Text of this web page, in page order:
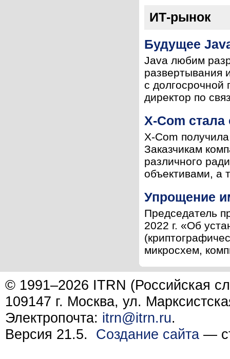
ИТ-рынок
Будущее
Java любим
развертывания
с долгосрочной
директор по
X-Com
X-Com
Заказчикам
различного
объективами, а
Упрощение
Председатель
2022 г. «Об
микросхем,
© 1991–2026 ITRN (Российская
109147 г. Москва, ул.
Электропочта: itrn@itrn.ru.
Версия 21.5. Создание сайта —